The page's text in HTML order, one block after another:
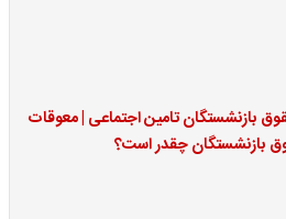
بازنشستگان تامین اجتماعی | معوقات
بازنشستگان چقدر است؟